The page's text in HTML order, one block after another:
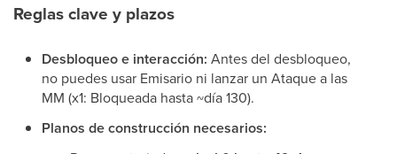
Reglas clave y plazos
Desbloqueo e interacción: Antes del desbloqueo,
no puedes usar Emisario ni lanzar un Ataque a las
MM (x1: Bloqueada hasta ~día 130).
Planos de construcción necesarios: